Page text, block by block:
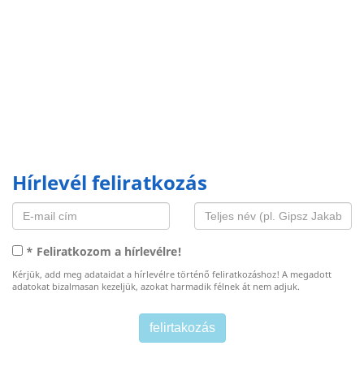
Hírlevél feliratkozás
* Feliratkozom a hírlevélre!
Kérjük, add meg adataidat a hírlevélre történő feliratkozáshoz! A megadott
adatokat bizalmasan kezeljük, azokat harmadik félnek át nem adjuk.